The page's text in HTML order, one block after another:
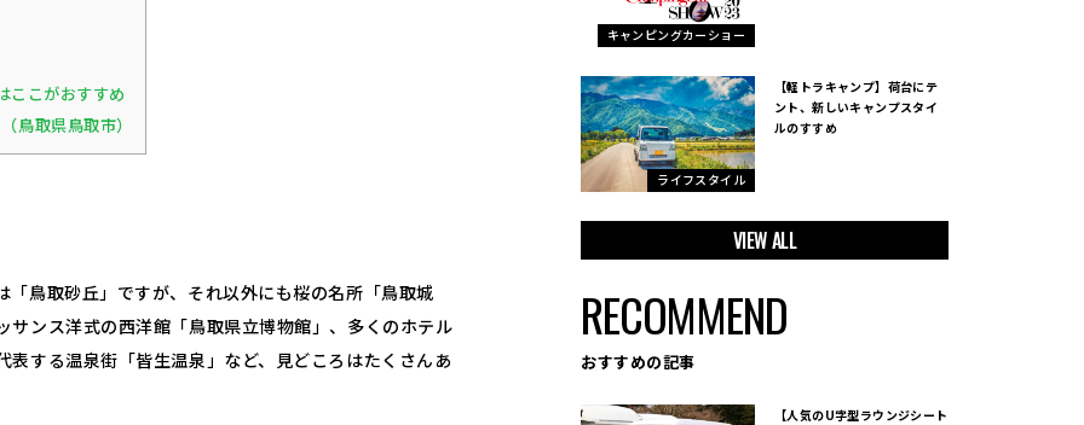
ここがおすすめ
鳥取県鳥取市）
「鳥取砂丘」ですが、それ以外にも桜の名所「鳥取城
サンス洋式の西洋館「鳥取県立博物館」、多くのホテル
表する温泉街「皆生温泉」など、見どころはたくさんあ
キャンピングカーショー
ライフスタイル
【軽トラキャンプ】荷台にテ
ント、新しいキャンプスタイ
ルのすすめ
VIEW ALL
RECOMMEND
おすすめの記事
【人気のU字型ラウンジシート